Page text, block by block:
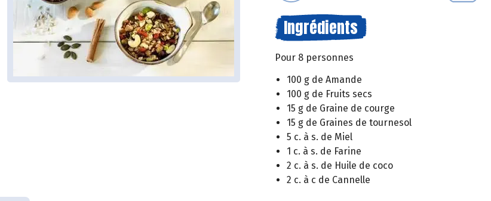
Ingrédients
Pour 8 personnes
100 g de Amande
100 g de Fruits secs
15 g de Graine de courge
15 g de Graines de tournesol
5 c. à s. de Miel
1 c. à s. de Farine
2 c. à s. de Huile de coco
2 c. à c de Cannelle